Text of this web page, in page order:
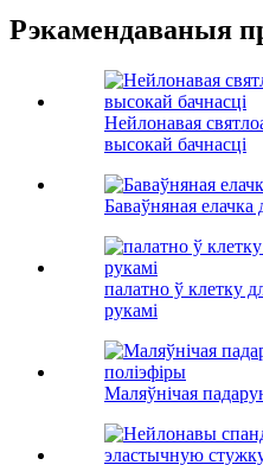
Рэкамендаваныя
Нейлонавая
высокай бачнасці
Баваўняная елачка
палатно ў клетку
рукамі
Маляўнічая